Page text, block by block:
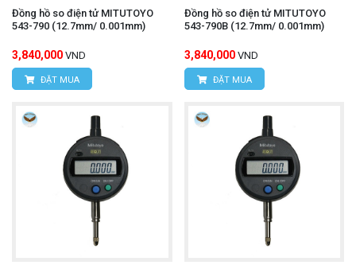
Đồng hồ so điện tử MITUTOYO
543-790 (12.7mm/ 0.001mm)
3,840,000 VND
ĐẶT MUA
Đồng hồ so điện tử MITUTOYO
543-790B (12.7mm/ 0.001mm)
3,840,000 VND
ĐẶT MUA